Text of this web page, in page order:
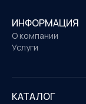
ИНФОРМАЦИЯ
О компании
Услуги
КАТАЛОГ